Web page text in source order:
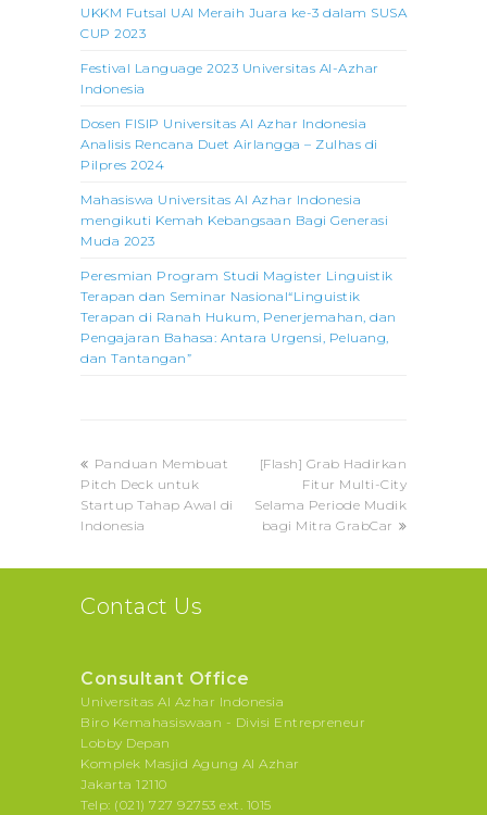
UKKM Futsal UAI Meraih Juara ke-3 dalam SUSA
CUP 2023
Festival Language 2023 Universitas Al-Azhar
Indonesia
Dosen FISIP Universitas Al Azhar Indonesia
Analisis Rencana Duet Airlangga – Zulhas di
Pilpres 2024
Mahasiswa Universitas Al Azhar Indonesia
mengikuti Kemah Kebangsaan Bagi Generasi
Muda 2023
Peresmian Program Studi Magister Linguistik
Terapan dan Seminar Nasional“Linguistik
Terapan di Ranah Hukum, Penerjemahan, dan
Pengajaran Bahasa: Antara Urgensi, Peluang,
dan Tantangan”
previous
post:
Panduan Membuat
Pitch Deck untuk
Startup Tahap Awal di
Indonesia
next
[Flash] Grab Hadirkan
Fitur Multi-City
Selama Periode Mudik
bagi Mitra GrabCar
Contact Us
Consultant Office
Universitas Al Azhar Indonesia
Biro Kemahasiswaan - Divisi Entrepreneur
Lobby Depan
Komplek Masjid Agung Al Azhar
Jakarta 12110
Telp: (021) 727 92753 ext. 1015